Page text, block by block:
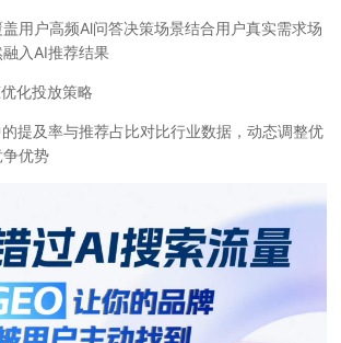
用户高频Al问答决策场景结合用户真实需求场
入AI推荐结果
化投放策略
提及率与推荐占比对比行业数据，动态调整优
优势